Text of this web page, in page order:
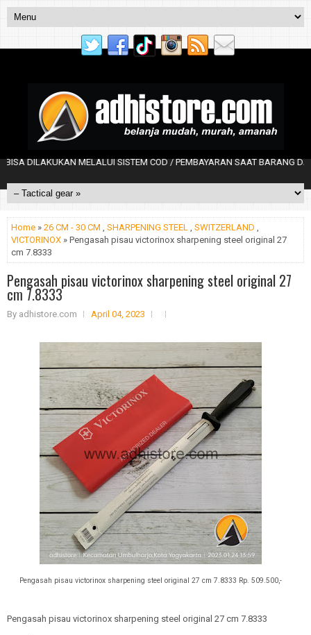
MELALUI SISTEM COD / PEMBAYARAN SAAT BARANG DATANG
Home » 26 CM - 30 CM , SHARPENING STEEL , SWITZERLAND ,
VICTORINOX » Pengasah pisau victorinox sharpening steel original 27
cm 7.8333
Pengasah pisau victorinox sharpening steel original 27
cm 7.8333
By adhistore.com April 04, 2023
Pengasah pisau victorinox sharpening steel original 27 cm 7.8333 Rp. 509.500,-
Pengasah pisau victorinox sharpening steel original 27 cm 7.8333